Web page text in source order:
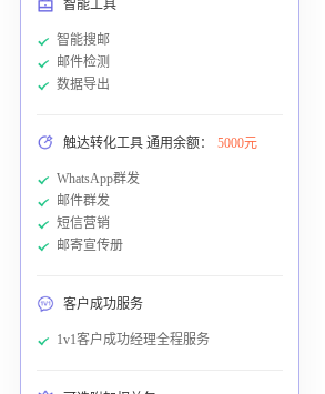
智能工具
智能搜邮
邮件检测
数据导出
触达转化工具 通用余额： 5000元
WhatsApp群发
邮件群发
短信营销
邮寄宣传册
客户成功服务
1v1客户成功经理全程服务